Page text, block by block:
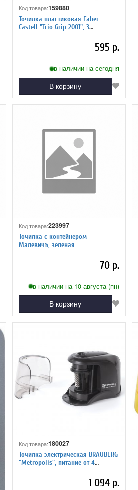
Код товара:159880
Точилка пластиковая Faber-
Castell "Trio Grip 2001", 3
595 р.
в наличии на сегодня
В корзину
Код товара:223997
Точилка с контейнером
Малевичъ, зеленая
70 р.
в наличии на 10 августа (пн)
В корзину
Код товара:180027
Точилка электрическая BRAUBERG
"Metropolis", питание от 4
1 094 р.